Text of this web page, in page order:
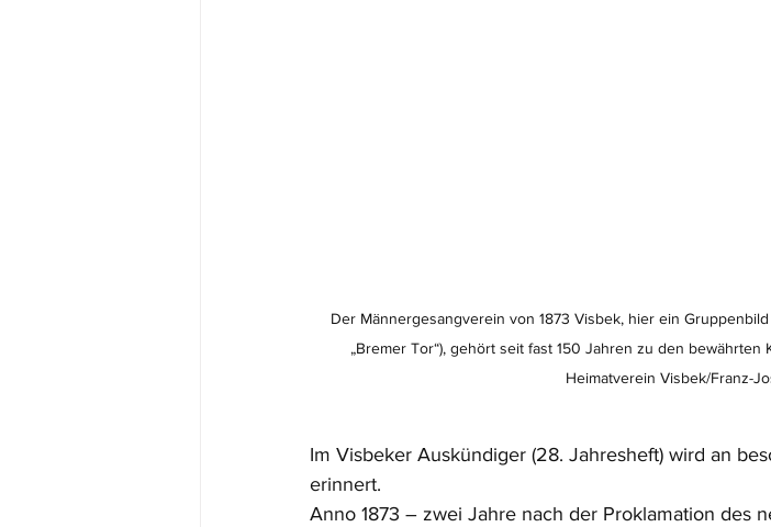
Der Männergesangverein von 1873 Visbek, hier ein
„Bremer Tor“), gehört seit fast 150 Jahren zu den
Heimatverein Visbek/Franz-
Im Visbeker Auskündiger (28. Jahresheft) wird an
erinnert.
Anno 1873 – zwei Jahre nach der Proklamation des